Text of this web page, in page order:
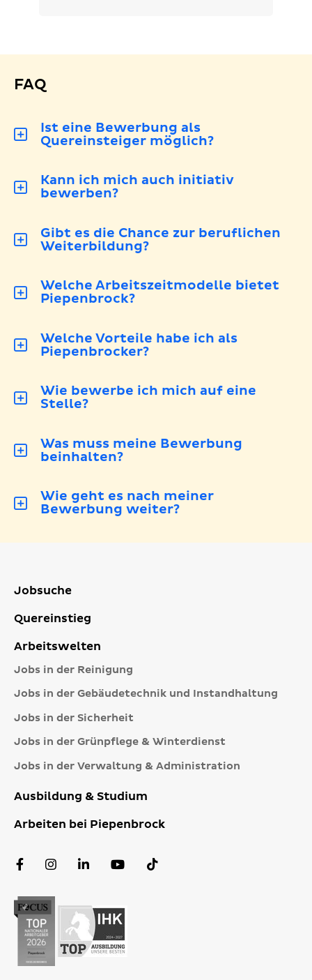
FAQ
Ist eine Bewerbung als
Quereinsteiger möglich?
Kann ich mich auch initiativ
bewerben?
Gibt es die Chance zur beruflichen
Weiterbildung?
Welche Arbeitszeitmodelle bietet
Piepenbrock?
Welche Vorteile habe ich als
Piepenbrocker?
Wie bewerbe ich mich auf eine
Stelle?
Was muss meine Bewerbung
beinhalten?
Wie geht es nach meiner
Bewerbung weiter?
Jobsuche
Quereinstieg
Arbeitswelten
Jobs in der Reinigung
Jobs in der Gebäudetechnik und Instandhaltung
Jobs in der Sicherheit
Jobs in der Grünpflege & Winterdienst
Jobs in der Verwaltung & Administration
Ausbildung & Studium
Arbeiten bei Piepenbrock
FacebookInstagram
LinkedInYouTube